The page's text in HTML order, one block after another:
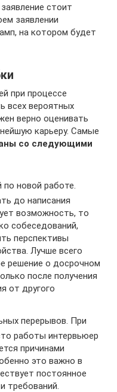
стоит
заявлении
на котором будет
при процессе
всех вероятных
верно оценивать
карьеру. Самые
со следующими
новой работе.
до написания
возможность, то
собеседований,
перспективы
Лучше всего
решение о досрочном
после получения
от другого
перерывов. При
работы интервьюер
причинами
это важно в
постоянное
требований.